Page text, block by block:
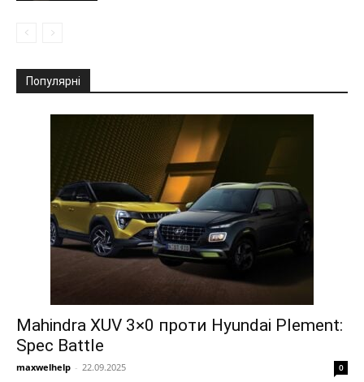
Популярні
Mahindra XUV 3×0 проти Hyundai Plement:
Spec Battle
maxwelhelp - 22.09.2025 0